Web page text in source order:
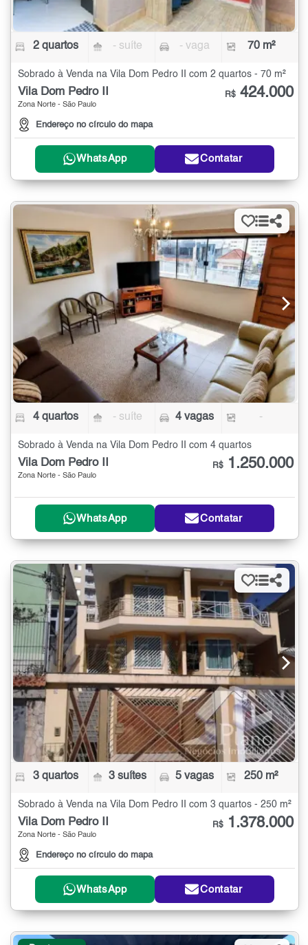
2 quartos - suíte - vaga 70 m²
Sobrado à Venda na Vila Dom Pedro II com 2 quartos - 70 m²
Vila Dom Pedro II
Zona Norte - São Paulo
Endereço no círculo do mapa
R$ 424.000
WhatsApp Contatar
4 quartos - suíte 4 vagas -
Sobrado à Venda na Vila Dom Pedro II com 4 quartos
Vila Dom Pedro II
Zona Norte - São Paulo
R$ 1.250.000
WhatsApp Contatar
3 quartos 3 suítes 5 vagas 250 m²
Sobrado à Venda na Vila Dom Pedro II com 3 quartos - 250 m²
Vila Dom Pedro II
Zona Norte - São Paulo
Endereço no círculo do mapa
R$ 1.378.000
WhatsApp Contatar